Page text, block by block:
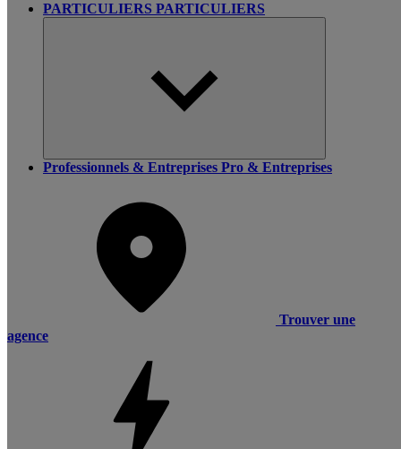
PARTICULIERS PARTICULIERS
Professionnels & Entreprises Pro & Entreprises
Trouver une
agence